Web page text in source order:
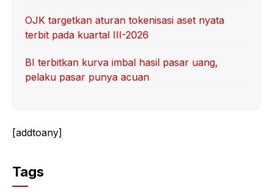
OJK targetkan aturan tokenisasi aset nyata
terbit pada kuartal III-2026
BI terbitkan kurva imbal hasil pasar uang,
pelaku pasar punya acuan
[addtoany]
Tags